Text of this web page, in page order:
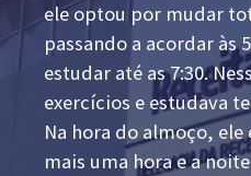
ele optou por mudar
passando a acordar às
estudar até as 7:30.
exercícios e estudava
Na hora do almoço,
mais uma hora e a